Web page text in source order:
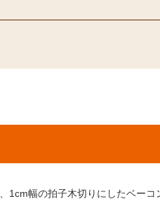
1cm幅の拍子木切りにしたベー